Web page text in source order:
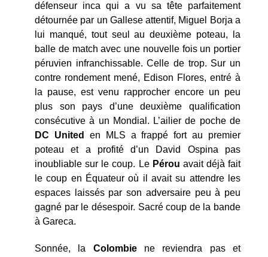
défenseur inca qui a vu sa tête parfaitement
détournée par un Gallese attentif, Miguel Borja a
lui manqué, tout seul au deuxième poteau, la
balle de match avec une nouvelle fois un portier
péruvien infranchissable. Celle de trop. Sur un
contre rondement mené, Edison Flores, entré à
la pause, est venu rapprocher encore un peu
plus son pays d’une deuxième qualification
consécutive à un Mondial. L’ailier de poche de
DC
United
en MLS a frappé fort au premier
poteau et a profité d’un David Ospina pas
inoubliable sur le coup. Le Pérou avait déjà fait
le coup en Équateur où il avait su attendre les
espaces laissés par son adversaire peu à peu
gagné par le désespoir. Sacré coup de la bande
à Gareca.
Sonnée, la Colombiene reviendra pas et